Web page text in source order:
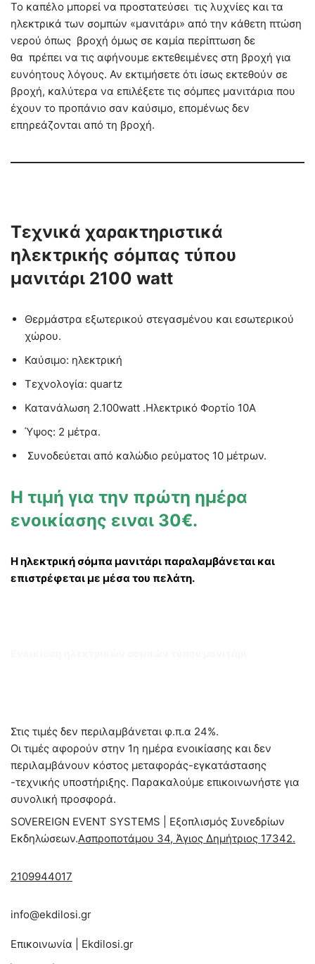
Το καπέλο μπορεί να προστατεύσει τις λυχνίες και τα
ηλεκτρικά των σομπών «μανιτάρι» από την κάθετη πτώση
νερού όπως βροχή όμως σε καμία περίπτωση δε
θα πρέπει να τις αφήνουμε εκτεθειμένες στη βροχή για
ευνόητους λόγους. Αν εκτιμήσετε ότι ίσως εκτεθούν σε
βροχή, καλύτερα να επιλέξετε τις σόμπες μανιτάρια που
έχουν το προπάνιο σαν καύσιμο, επομένως δεν
επηρεάζονται από τη βροχή.
Τεχνικά χαρακτηριστικά
ηλεκτρικής σόμπας τύπου
μανιτάρι 2100 watt
Θερμάστρα εξωτερικού στεγασμένου και εσωτερικού
χώρου.
Καύσιμο: ηλεκτρική
Τεχνολογία: quartz
Κατανάλωση 2.100watt .Ηλεκτρικό Φορτίο 10Α
Ύψος: 2 μέτρα.
Συνοδεύεται από καλώδιο ρεύματος 10 μέτρων.
Η τιμή για την πρώτη ημέρα
ενοικίασης ειναι 30€.
Η ηλεκτρική σόμπα μανιτάρι παραλαμβάνεται και
επιστρέφεται με μέσα του πελάτη.
Στις τιμές δεν περιλαμβάνεται φ.π.α 24%.
Οι τιμές αφορούν στην 1η ημέρα ενοικίασης και δεν
περιλαμβάνουν κόστος μεταφοράς-εγκατάστασης
-τεχνικής υποστήριξης. Παρακαλούμε επικοινωνήστε για
συνολική προσφορά.
SOVEREIGN EVENT SYSTEMS | Εξοπλισμός Συνεδρίων
Εκδηλώσεων.Ασπροποτάμου 34, Άγιος Δημήτριος 17342.
2109944017
info@ekdilosi.gr
Επικοινωνία | Ekdilosi.gr